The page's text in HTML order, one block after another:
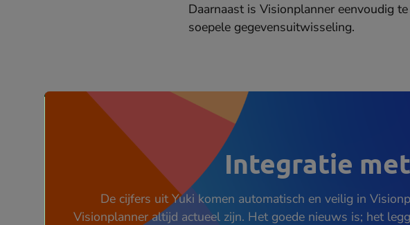
Daarnaast is Visionplanner eenvoudig
soepele gegevensuitwisseling.
Integratie
De cijfers uit Yuki komen automatisch en veilig in
Visionplanner altijd actueel zijn. Het goede nieuws is; het